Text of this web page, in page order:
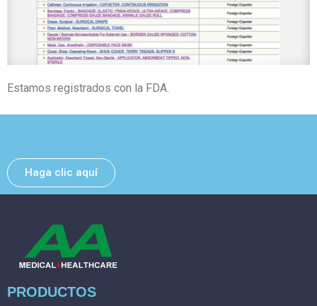
Estamos registrados con la FDA.
Haga clic aquí
PRODUCTOS